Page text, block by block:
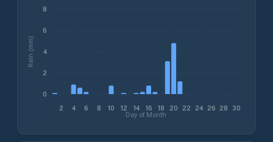
2 4 6 8 10 12 14 16 18 20 22 24 26 28 30
Day of Month
0
2
4
6
8
Rain (mm)